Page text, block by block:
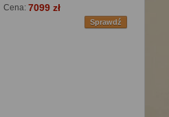
Cena: 7099 zł
Sprawdź